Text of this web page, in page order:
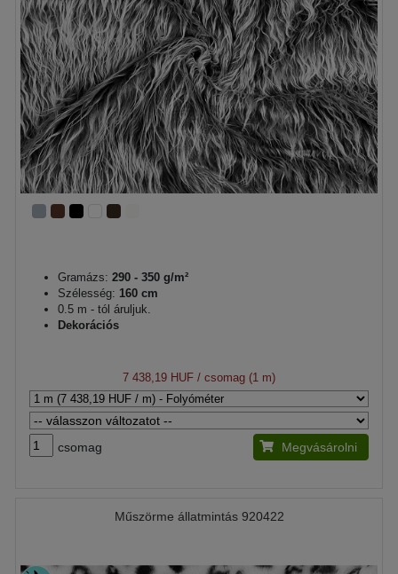
Gramázs: 290 - 350 g/m²
Szélesség: 160 cm
0.5 m - tól áruljuk.
Dekorációs
7 438,19 HUF / csomag (1 m)
csomag Megvásárolni
Műszörme állatmintás 920422